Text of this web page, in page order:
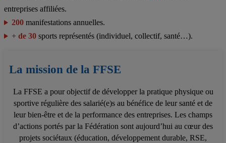
entreprises affiliées.
200 manifestations annuelles.
+ de 30 sports représentés (individuel, collectif, santé…).
La mission de la FFSE
La FFSE a pour objectif de développer la pratique physique ou
sportive régulière des salarié(e)s au bénéfice de leur santé et de
leur bien-être et de la performance des entreprises. Les champs
d’actions portés par la Fédération sont aujourd’hui au cœur des
projets sociétaux (éducation, développement durable, RSE,